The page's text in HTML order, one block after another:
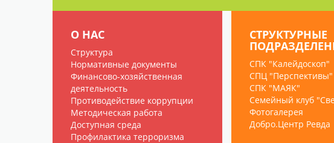
О НАС
Структура
Нормативные документы
Финансово-хозяйственная
деятельность
Противодействие коррупции
Методическая работа
Доступная среда
Профилактика терроризма
СТРУКТУРНЫЕ
СПК "Калейдоскоп"
СПЦ "Перспективы"
СПК "МАЯК"
Семейный клуб
Фотогалерея
Добро.Центр Ревда